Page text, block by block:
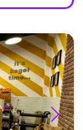
next